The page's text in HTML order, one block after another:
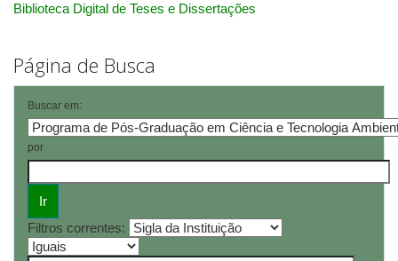
Biblioteca Digital de Teses e Dissertações
Página de Busca
Buscar em:
por
Filtros correntes: